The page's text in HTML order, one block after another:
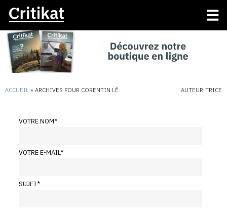
ACCUEIL » ARCHIVES POUR CORENTIN LÊ AUTEUR·TRICE
VOTRE NOM*
VOTRE E-MAIL*
SUJET*